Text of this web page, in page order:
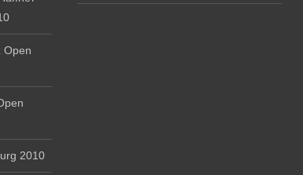
Open
2010